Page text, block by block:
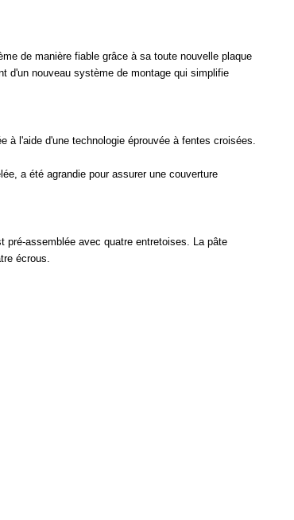
de manière fiable grâce à sa toute nouvelle plaque
d'un nouveau système de montage qui simplifie
à l'aide d'une technologie éprouvée à fentes croisées.
a été agrandie pour assurer une couverture
pré-assemblée avec quatre entretoises. La pâte
écrous.